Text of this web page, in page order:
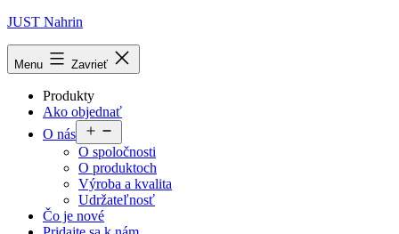
Prejsť
JUST Nahrin
Menu Zavrieť
Produkty
Ako objednať
O nás
menu
O spoločnosti
O produktoch
Výroba a kvalita
Udržateľnosť
Čo je nové